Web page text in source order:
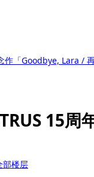
作「Goodbye, Lara /
15周
部楼层